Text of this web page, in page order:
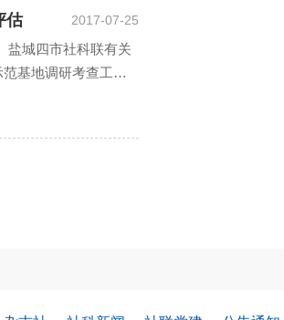
2017-07-25
估
盐城四市社科联有关
基地调研考查工
。本...